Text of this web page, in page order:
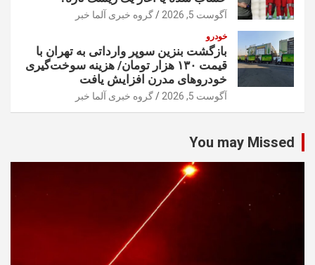
آگوست 5, 2026 گروه خبری آلما خبر
خودرو
بازگشت بنزین سوپر وارداتی به تهران با
قیمت ۱۳۰ هزار تومان/ هزینه سوخت‌گیری
خودرو‌های مدرن افزایش یافت
آگوست 5, 2026 گروه خبری آلما خبر
You may Missed